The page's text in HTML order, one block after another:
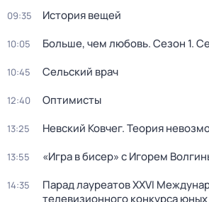
09:35 История вещей
10:05 Больше, чем любовь. Сезон 1.
10:45 Сельский врач
12:40 Оптимисты
13:25 Невский Ковчег. Теория
13:55 «Игра в бисер» с Игорем
14:35
Парад лауреатов XXVI
телевизионного конкурса